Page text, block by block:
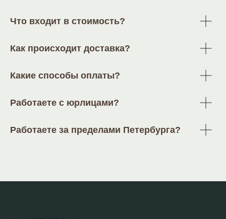
Что входит в стоимость?
Как происходит доставка?
Какие способы оплаты?
Работаете с юрлицами?
Работаете за пределами Петербурга?